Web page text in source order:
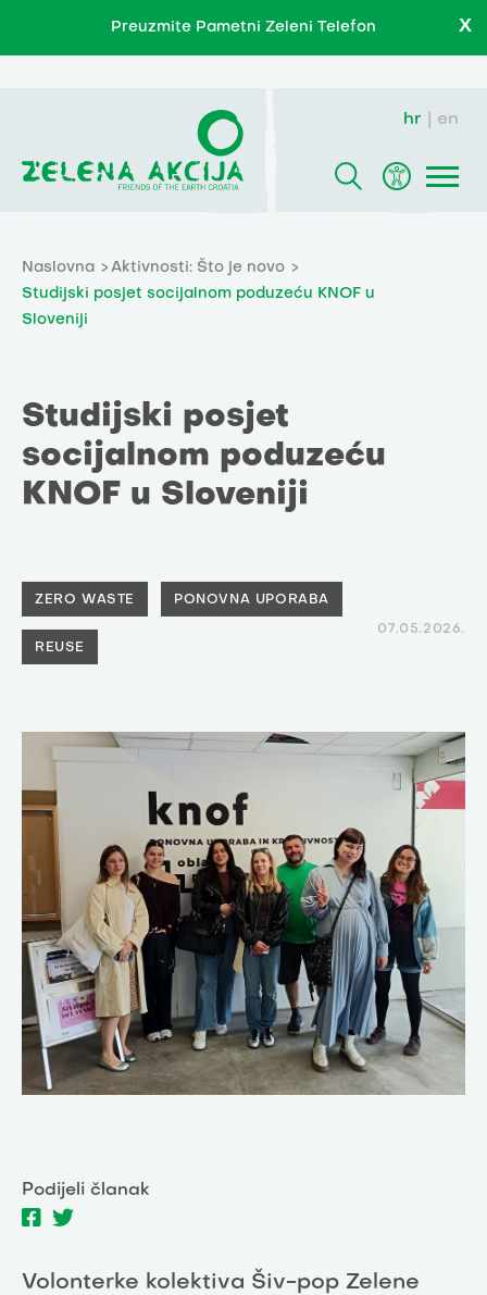
Preuzmite Pametni Zeleni Telefon X
hr en
Naslovna
Aktivnosti: Što je novo
Studijski posjet socijalnom poduzeću KNOF u
Sloveniji
Studijski posjet
socijalnom poduzeću
KNOF u Sloveniji
ZERO WASTE PONOVNA UPORABA
REUSE
07.05.2026.
Podijeli članak
Volonterke kolektiva Šiv-pop Zelene